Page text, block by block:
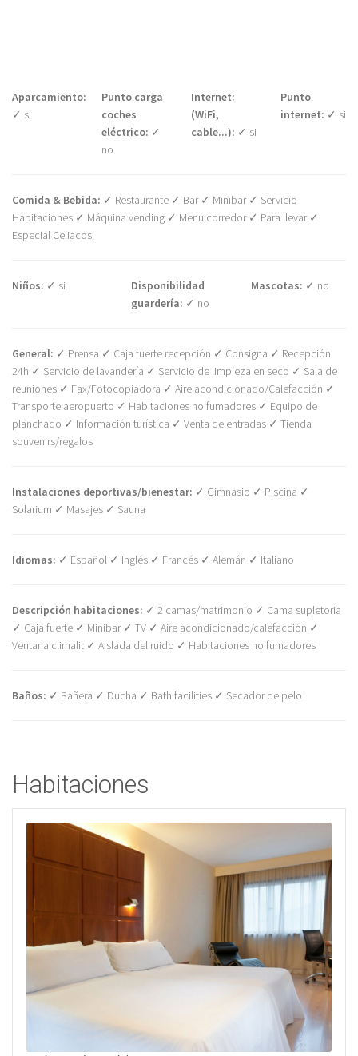
Aparcamiento:
✓ si
Punto carga
coches
eléctrico: ✓
no
Internet:
(WiFi,
cable...): ✓ si
Punto
internet: ✓ si
Comida & Bebida: ✓ Restaurante ✓ Bar ✓ Minibar ✓ Servicio
Habitaciones ✓ Máquina vending ✓ Menú corredor ✓ Para llevar ✓
Especial Celiacos
Niños: ✓ si
Disponibilidad
guardería: ✓ no
Mascotas: ✓ no
General: ✓ Prensa ✓ Caja fuerte recepción ✓ Consigna ✓ Recepción
24h ✓ Servicio de lavandería ✓ Servicio de limpieza en seco ✓ Sala de
reuniones ✓ Fax/Fotocopiadora ✓ Aire acondicionado/Calefacción ✓
Transporte aeropuerto ✓ Habitaciones no fumadores ✓ Equipo de
planchado ✓ Información turística ✓ Venta de entradas ✓ Tienda
souvenirs/regalos
Instalaciones deportivas/bienestar: ✓ Gimnasio ✓ Piscina ✓
Solarium ✓ Masajes ✓ Sauna
Idiomas: ✓ Español ✓ Inglés ✓ Francés ✓ Alemán ✓ Italiano
Descripción habitaciones: ✓ 2 camas/matrimonio ✓ Cama supletoria
✓ Caja fuerte ✓ Minibar ✓ TV ✓ Aire acondicionado/calefacción ✓
Ventana climalit ✓ Aislada del ruido ✓ Habitaciones no fumadores
Baños: ✓ Bañera ✓ Ducha ✓ Bath facilities ✓ Secador de pelo
Habitaciones